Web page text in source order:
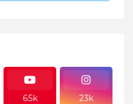
65k 23k